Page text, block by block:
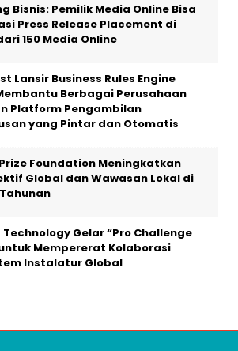
Bisnis: Pemilik Media Online Bisa
Press Release Placement di
150 Media Online
Lansir Business Rules Engine
Berbagai Perusahaan
Platform Pengambilan
yang Pintar dan Otomatis
Foundation Meningkatkan
Global dan Wawasan Lokal di
Technology Gelar “Pro Challenge
Mempererat Kolaborasi
Instalatur Global